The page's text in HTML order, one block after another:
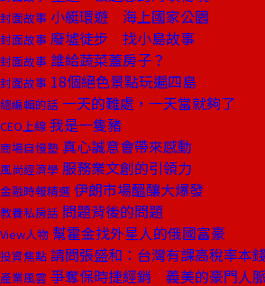
封面故事 小艇環遊 海上國家公園
封面故事 廢墟徒步 找小島故事
封面故事 誰給蔬菜蓋房子？
封面故事 18個絕色景點玩遍四島
總編輯的話 一天的難處，一天當就夠了
CEO上線 我是一隻豬
商場自慢塾 真心誠意會帶來感動
風尚經濟學 服務業文創的引領力
金融時報精選 伊朗市場醞釀大爆發
教養私房話 問題背後的問題
View人物 幫霍金找外星人的俄國富豪
投資焦點 請問張盛和：台灣有課高稅率本
產業風雲 爭奪保時捷經銷 義美的豪門人